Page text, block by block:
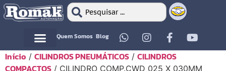
Quem Somos Blog
Início / CILINDROS PNEUMÁTICOS / CILINDROS
COMPACTOS / CILINDRO COMP.CWD 025 X 030MM